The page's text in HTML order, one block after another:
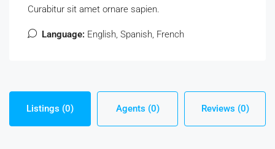
Curabitur sit amet ornare sapien.
Language: English, Spanish, French
Listings (0) Agents (0) Reviews (0)